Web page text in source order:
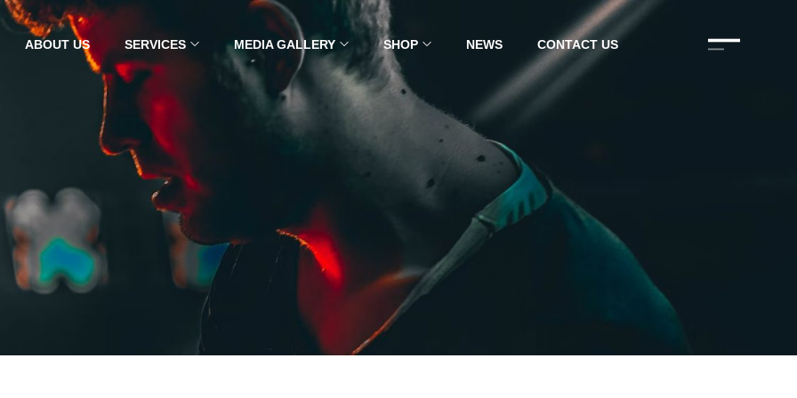
ABOUT US SERVICES MEDIA GALLERY SHOP NEWS CONTACT US